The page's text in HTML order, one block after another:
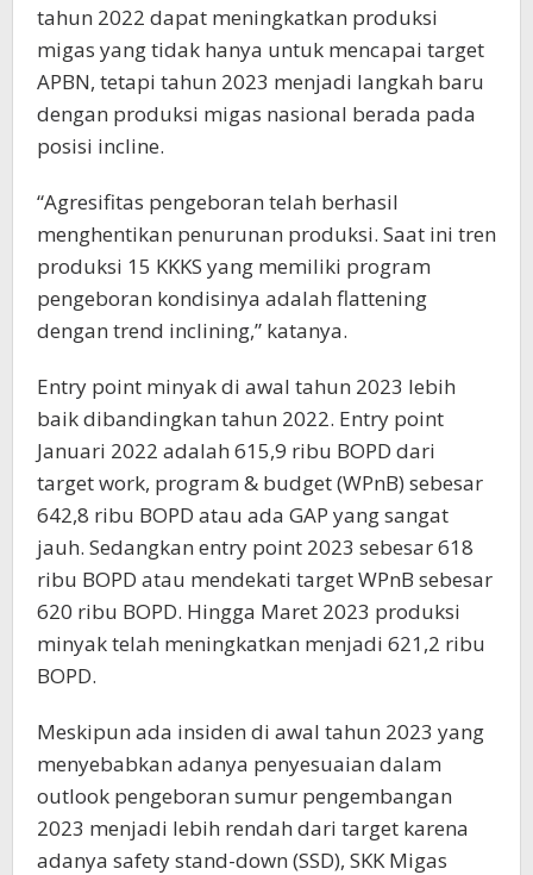
tahun 2022 dapat meningkatkan produksi
migas yang tidak hanya untuk mencapai target
APBN, tetapi tahun 2023 menjadi langkah baru
dengan produksi migas nasional berada pada
posisi incline.
“Agresifitas pengeboran telah berhasil
menghentikan penurunan produksi. Saat ini tren
produksi 15 KKKS yang memiliki program
pengeboran kondisinya adalah flattening
dengan trend inclining,” katanya.
Entry point minyak di awal tahun 2023 lebih
baik dibandingkan tahun 2022. Entry point
Januari 2022 adalah 615,9 ribu BOPD dari
target work, program & budget (WPnB) sebesar
642,8 ribu BOPD atau ada GAP yang sangat
jauh. Sedangkan entry point 2023 sebesar 618
ribu BOPD atau mendekati target WPnB sebesar
620 ribu BOPD. Hingga Maret 2023 produksi
minyak telah meningkatkan menjadi 621,2 ribu
BOPD.
Meskipun ada insiden di awal tahun 2023 yang
menyebabkan adanya penyesuaian dalam
outlook pengeboran sumur pengembangan
2023 menjadi lebih rendah dari target karena
adanya safety stand-down (SSD), SKK Migas